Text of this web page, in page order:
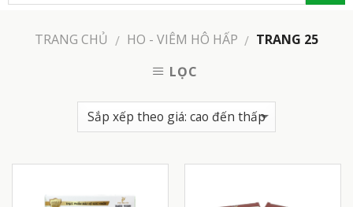
TRANG CHỦ / HO - VIÊM HÔ HẤP / TRANG 25
LỌC